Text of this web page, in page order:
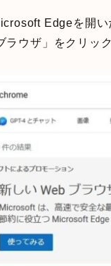
Edgeを開
ウザ」をクリッ